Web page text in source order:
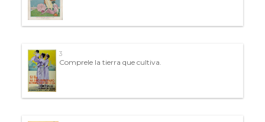
3
Comprele la tierra que cultiva.